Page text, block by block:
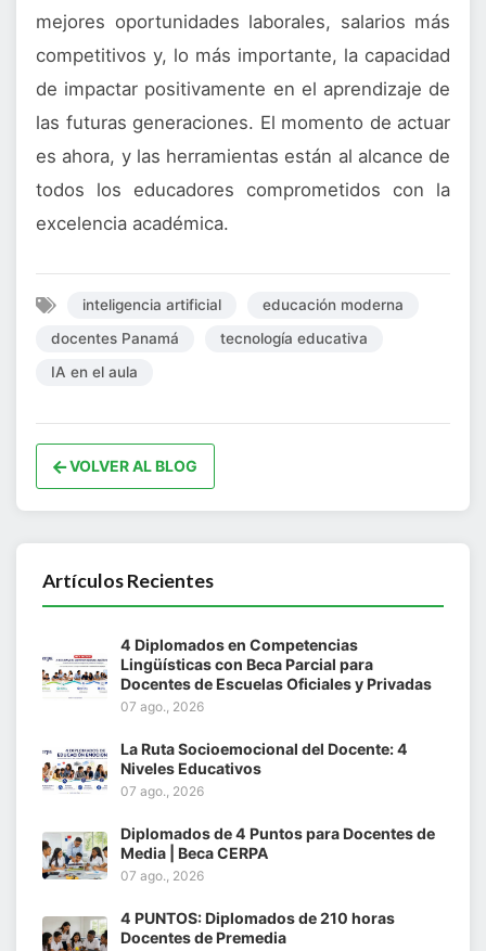
mejores oportunidades laborales, salarios más
competitivos y, lo más importante, la capacidad
de impactar positivamente en el aprendizaje de
las futuras generaciones. El momento de actuar
es ahora, y las herramientas están al alcance de
todos los educadores comprometidos con la
excelencia académica.
inteligencia artificial
educación moderna
docentes Panamá
tecnología educativa
IA en el aula
VOLVER AL BLOG
Artículos Recientes
4 Diplomados en Competencias
Lingüísticas con Beca Parcial para
Docentes de Escuelas Oficiales y Privadas
07 ago., 2026
La Ruta Socioemocional del Docente: 4
Niveles Educativos
07 ago., 2026
Diplomados de 4 Puntos para Docentes de
Media | Beca CERPA
07 ago., 2026
4 PUNTOS: Diplomados de 210 horas
Docentes de Premedia